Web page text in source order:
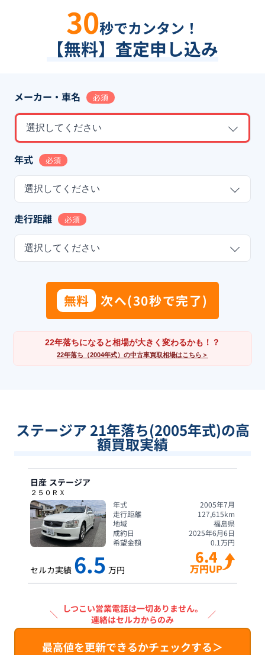
30秒でカンタン！
【無料】査定申し込み
メーカー・車名 必須
選択してください
年式 必須
選択してください
走行距離 必須
選択してください
無料 次へ(30秒で完了)
22年落ちになると相場が大きく変わるかも！？
22年落ち（2004年式）の中古車買取相場はこちら＞
ステージア 21年落ち(2005年式)の高
額買取実績
日産 ステージア
２５０ＲＸ
年式
2005年7月
走行距離
127,615km
地域
福島県
成約日
2025年6月6日
希望金額
0.1万円
セルカ実績 6.5 万円
6.4
万円UP
＼ しつこい営業電話は一切ありません。
連絡はセルカからのみ
／
最高値を更新できるかチェックする＞